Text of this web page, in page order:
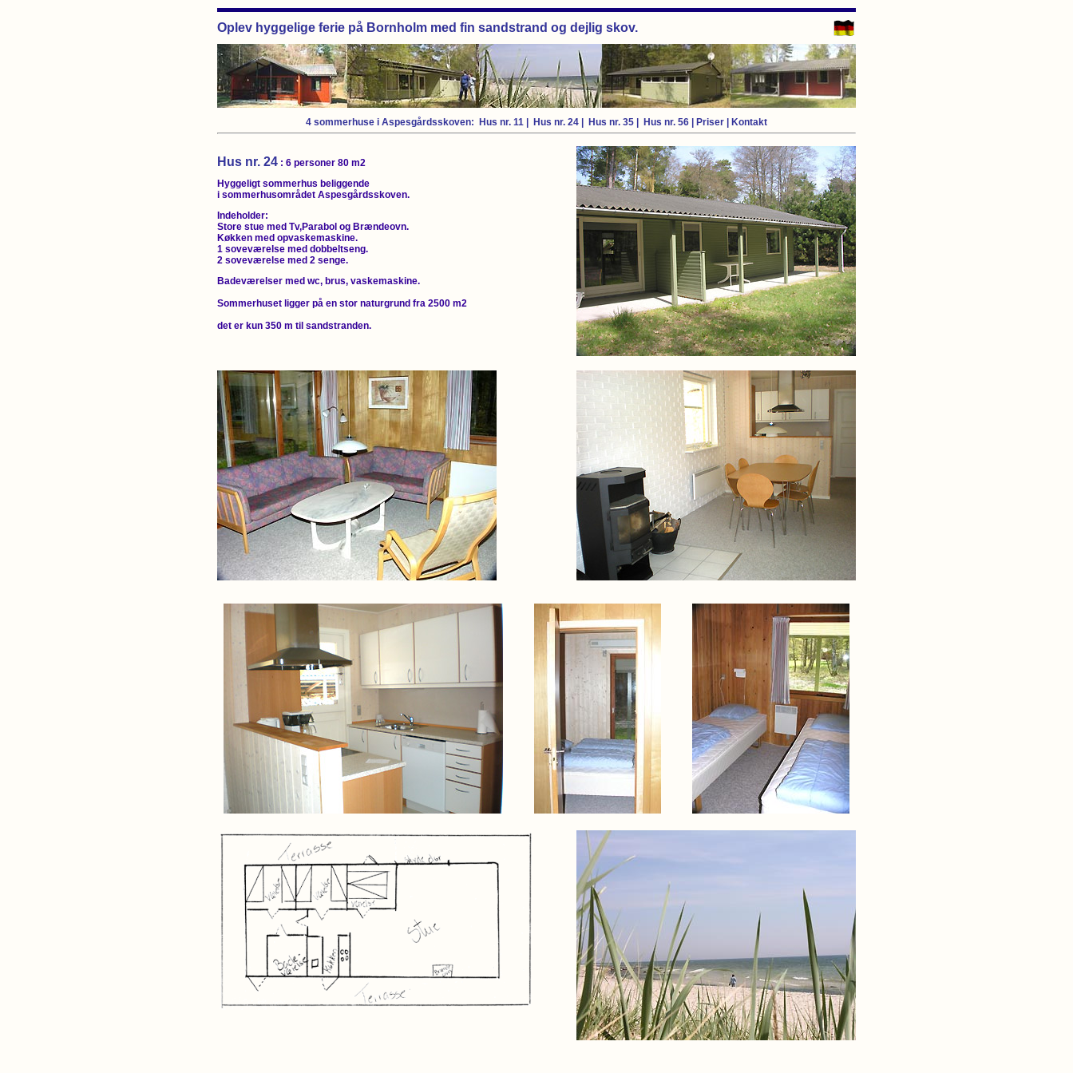
Oplev hyggelige ferie på Bornholm med fin sandstrand og dejlig skov.
4 sommerhuse i Aspesgårdsskoven: Hus nr. 11 Hus nr. 24 Hus nr. 35 Hus nr. 56 Priser Kontakt
Hus nr. 24 : 6 personer 80 m2
Hyggeligt sommerhus beliggende
i sommerhusområdet Aspesgårdsskoven.
Indeholder:
Store stue med Tv,Parabol og Brændeovn.
Køkken med opvaskemaskine.
1 soveværelse med dobbeltseng.
2 soveværelse med 2 senge.
Badeværelser med wc, brus, vaskemaskine.
Sommerhuset ligger på en stor naturgrund fra 2500 m2
det er kun 350 m til sandstranden.